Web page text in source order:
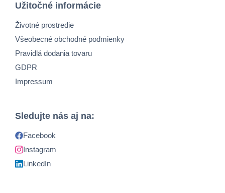
Užitočné informácie
Životné prostredie
Všeobecné obchodné podmienky
Pravidlá dodania tovaru
GDPR
Impressum
Sledujte nás aj na:
Facebook
Instagram
LinkedIn